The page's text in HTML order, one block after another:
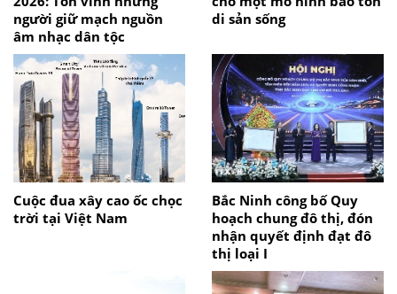
người giữ mạch nguồn
âm nhạc dân tộc
di sản sống
Cuộc đua xây cao ốc chọc
trời tại Việt Nam
Bắc Ninh công bố Quy
hoạch chung đô thị, đón
nhận quyết định đạt đô
thị loại I